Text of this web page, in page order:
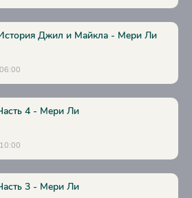
Джил и Майкла - Мери Ли
4 - Мери Ли
3 - Мери Ли